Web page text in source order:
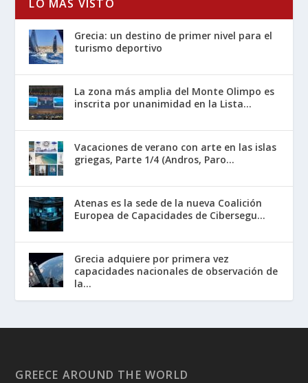
LO MÁS VISTO
Grecia: un destino de primer nivel para el
turismo deportivo
La zona más amplia del Monte Olimpo es
inscrita por unanimidad en la Lista...
Vacaciones de verano con arte en las islas
griegas, Parte 1/4 (Andros, Paro...
Atenas es la sede de la nueva Coalición
Europea de Capacidades de Cibersegu...
Grecia adquiere por primera vez
capacidades nacionales de observación de
la...
GREECE AROUND THE WORLD